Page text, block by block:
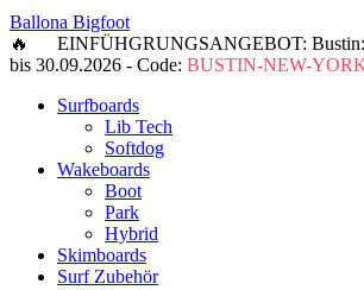
Ballona Bigfoot
🔥 EINFÜHGRUNGSANGEBOT: Bustin:
bis 30.09.2026 - Code: BUSTIN-NEW-
Surfboards
Lib Tech
Softdog
Wakeboards
Boot
Park
Hybrid
Skimboards
Surf Zubehör